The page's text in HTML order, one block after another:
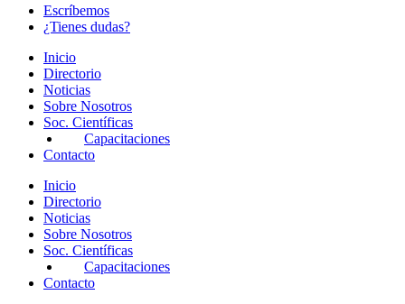
Escríbemos
¿Tienes dudas?
Inicio
Directorio
Noticias
Sobre Nosotros
Soc. Científicas
Capacitaciones
Contacto
Inicio
Directorio
Noticias
Sobre Nosotros
Soc. Científicas
Capacitaciones
Contacto